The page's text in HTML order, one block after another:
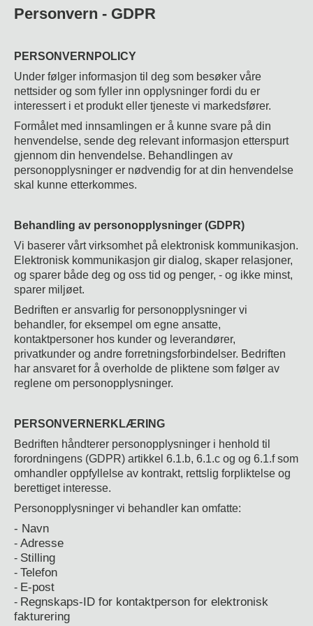
Personvern - GDPR
PERSONVERNPOLICY
Under følger informasjon til deg som besøker våre
nettsider og som fyller inn opplysninger fordi du er
interessert i et produkt eller tjeneste vi markedsfører.
Formålet med innsamlingen er å kunne svare på din
henvendelse, sende deg relevant informasjon etterspurt
gjennom din henvendelse. Behandlingen av
personopplysninger er nødvendig for at din henvendelse
skal kunne etterkommes.
Behandling av personopplysninger (GDPR)
Vi baserer vårt virksomhet på elektronisk kommunikasjon.
Elektronisk kommunikasjon gir dialog, skaper relasjoner,
og sparer både deg og oss tid og penger, - og ikke minst,
sparer miljøet.
Bedriften er ansvarlig for personopplysninger vi
behandler, for eksempel om egne ansatte,
kontaktpersoner hos kunder og leverandører,
privatkunder og andre forretningsforbindelser. Bedriften
har ansvaret for å overholde de pliktene som følger av
reglene om personopplysninger.
PERSONVERNERKLÆRING
Bedriften håndterer personopplysninger i henhold til
forordningens (GDPR) artikkel 6.1.b, 6.1.c og og 6.1.f som
omhandler oppfyllelse av kontrakt, rettslig forpliktelse og
berettiget interesse.
Personopplysninger vi behandler kan omfatte:
- Navn
- Adresse
- Stilling
- Telefon
- E-post
- Regnskaps-ID for kontaktperson for elektronisk
fakturering